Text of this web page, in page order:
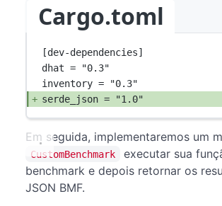
Cargo.toml
[dev-dependencies]
dhat =
"0.3"
inventory =
"0.3"
serde_json =
"1.0"
Em seguida, implementaremos um
CustomBenchmark
executar sua
benchmark e depois retornar os
JSON BMF.